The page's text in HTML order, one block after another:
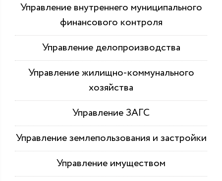
Управление внутреннего муниципального
финансового контроля
Управление делопроизводства
Управление жилищно-коммунального
хозяйства
Управление ЗАГС
Управление землепользования и застройки
Управление имуществом